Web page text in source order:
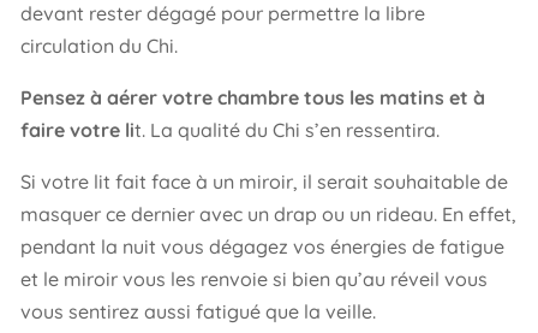
devant rester dégagé pour permettre la libre
circulation du Chi.
Pensez à aérer votre chambre tous les matins et à
faire votre lit. La qualité du Chi s’en ressentira.
Si votre lit fait face à un miroir, il serait souhaitable de
masquer ce dernier avec un drap ou un rideau. En effet,
pendant la nuit vous dégagez vos énergies de fatigue
et le miroir vous les renvoie si bien qu’au réveil vous
vous sentirez aussi fatigué que la veille.